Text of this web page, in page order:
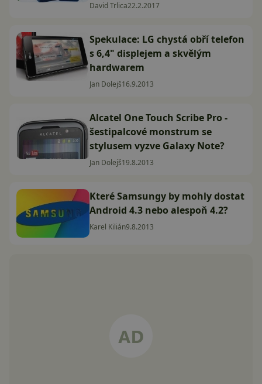
David Trlica22.2.2017
Spekulace: LG chystá obří telefon
s 6,4" displejem a skvělým
hardwarem
Jan Dolejš16.9.2013
Alcatel One Touch Scribe Pro -
šestipalcové monstrum se
stylusem vyzve Galaxy Note?
Jan Dolejš19.8.2013
Které Samsungy by mohly dostat
Android 4.3 nebo alespoň 4.2?
Karel Kilián9.8.2013